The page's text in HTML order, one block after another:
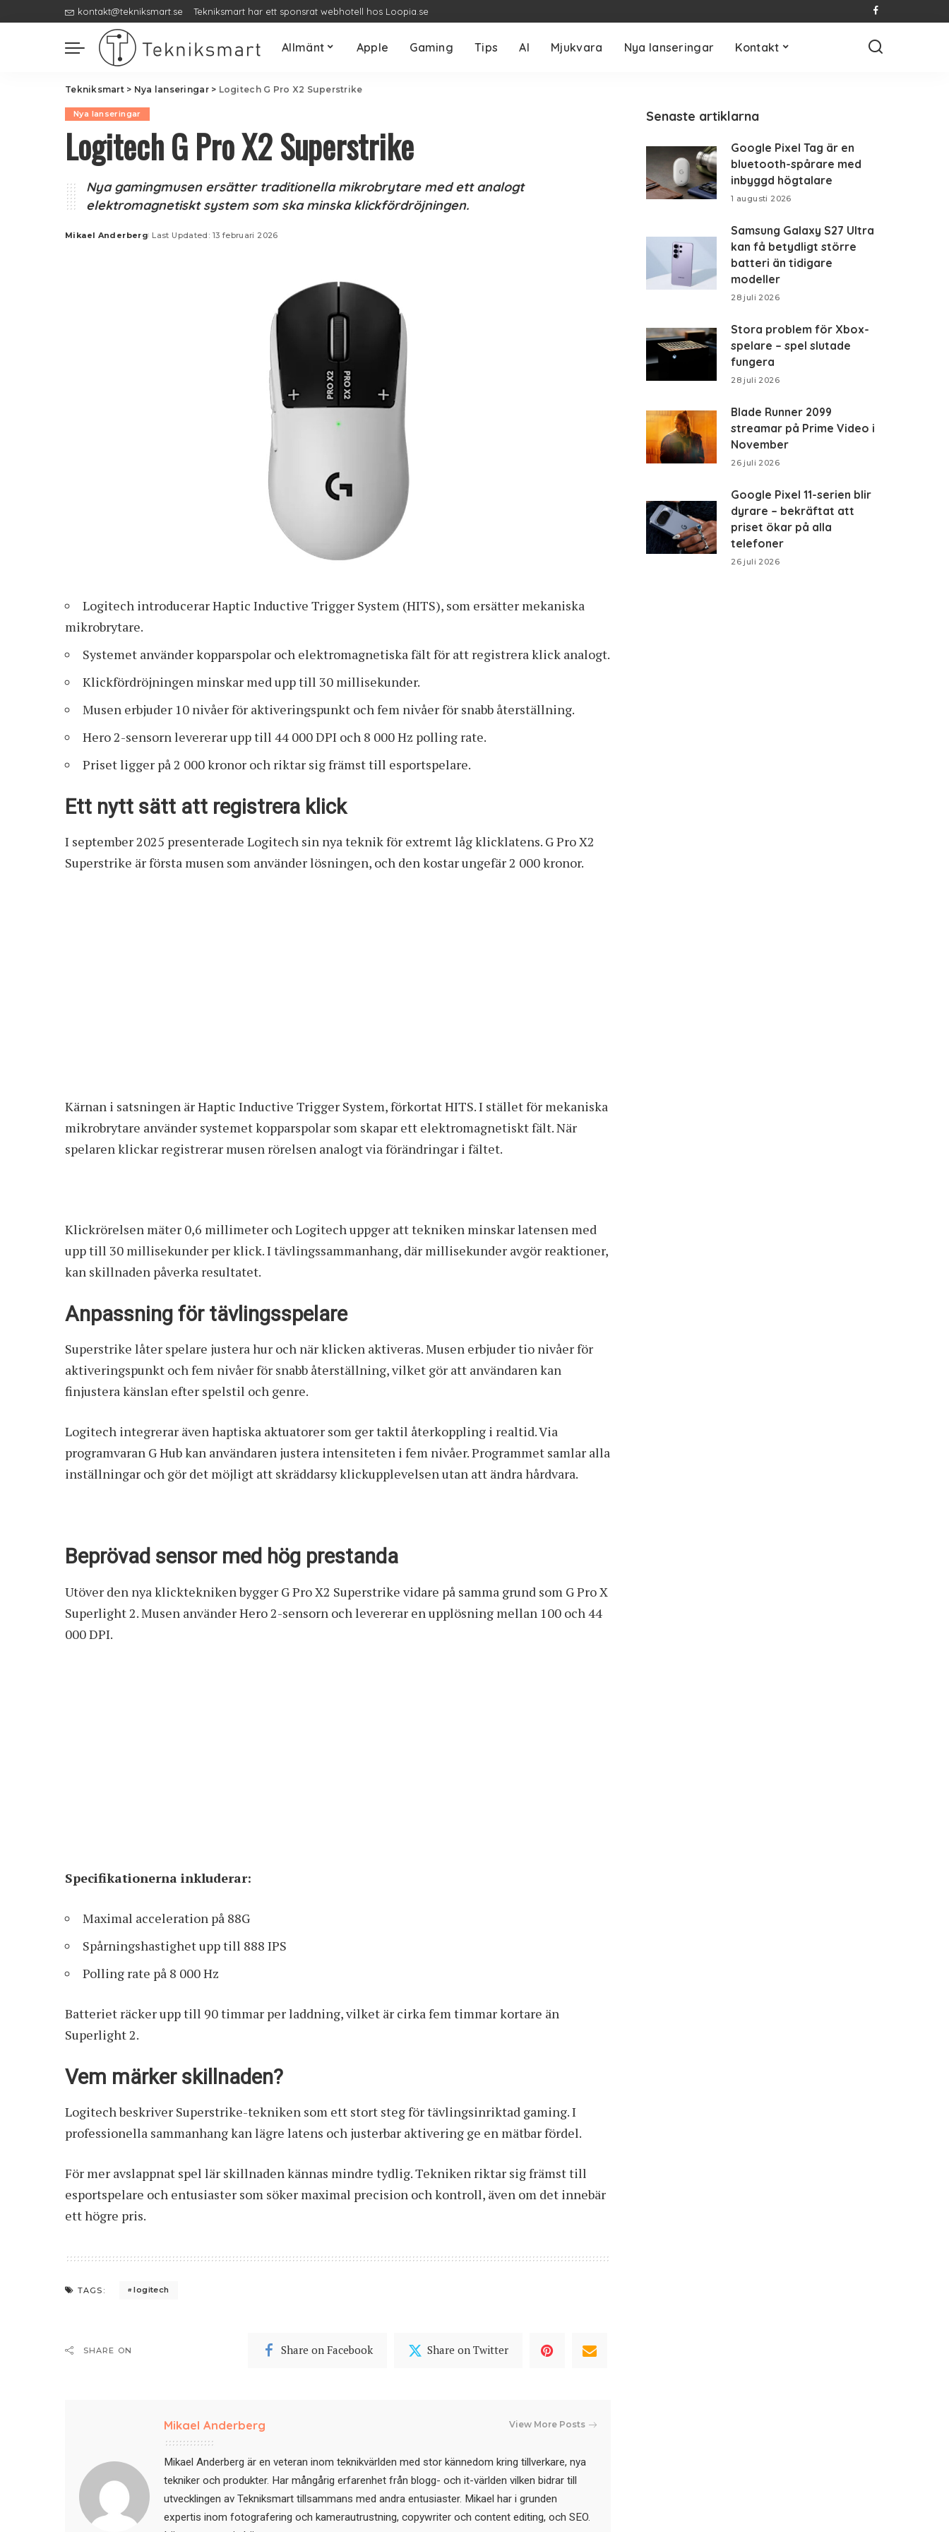
kontakt@tekniksmart.se Tekniksmart har ett sponsrat webhotell hos Loopia.se
Allmänt Apple Gaming Tips AI Mjukvara Nya lanseringar Kontakt
Tekniksmart> Nya lanseringar> Logitech G Pro X2 Superstrike
Nya lanseringar
Logitech G Pro X2 Superstrike
Nya gamingmusen ersätter traditionella mikrobrytare med ett analogt
elektromagnetiskt system som ska minska klickfördröjningen.
Posted
Mikael Anderberg Last Updated: 13 februari 2026
Logitech introducerar Haptic Inductive Trigger System (HITS), som ersätter mekaniska
mikrobrytare.
Systemet använder kopparspolar och elektromagnetiska fält för att registrera klick analogt.
Klickfördröjningen minskar med upp till 30 millisekunder.
Musen erbjuder 10 nivåer för aktiveringspunkt och fem nivåer för snabb återställning.
Hero 2-sensorn levererar upp till 44 000 DPI och 8 000 Hz polling rate.
Priset ligger på 2 000 kronor och riktar sig främst till esportspelare.
Ett nytt sätt att registrera klick
I september 2025 presenterade Logitech sin nya teknik för extremt låg klicklatens. G Pro X2
Superstrike är första musen som använder lösningen, och den kostar ungefär 2 000 kronor.
Kärnan i satsningen är Haptic Inductive Trigger System, förkortat HITS. I stället för mekaniska
mikrobrytare använder systemet kopparspolar som skapar ett elektromagnetiskt fält. När
spelaren klickar registrerar musen rörelsen analogt via förändringar i fältet.
Klickrörelsen mäter 0,6 millimeter ochLogitechuppger att tekniken minskar latensen med
upp till 30 millisekunder per klick. I tävlingssammanhang, där millisekunder avgör reaktioner,
kan skillnaden påverka resultatet.
Anpassning för tävlingsspelare
Superstrike låter spelare justera hur och när klicken aktiveras. Musen erbjuder tio nivåer för
aktiveringspunkt och fem nivåer för snabb återställning, vilket gör att användaren kan
finjustera känslan efter spelstil och genre.
Logitech integrerar även haptiska aktuatorer som ger taktil återkoppling i realtid. Via
programvaran G Hub kan användaren justera intensiteten i fem nivåer. Programmet samlar alla
inställningar och gör det möjligt att skräddarsy klickupplevelsen utan att ändra hårdvara.
Beprövad sensor med hög prestanda
Utöver den nya klicktekniken bygger G Pro X2 Superstrike vidare på samma grund som G Pro X
Superlight 2. Musen använder Hero 2-sensorn och levererar en upplösning mellan 100 och 44
000 DPI.
Specifikationerna inkluderar:
Maximal acceleration på 88G
Spårningshastighet upp till 888 IPS
Polling rate på 8 000 Hz
Batteriet räcker upp till 90 timmar per laddning, vilket är cirka fem timmar kortare än
Superlight 2.
Vem märker skillnaden?
Logitech beskriver Superstrike-tekniken som ett stort steg för tävlingsinriktad gaming. I
professionella sammanhang kan lägre latens och justerbar aktivering ge en mätbar fördel.
För mer avslappnat spel lär skillnaden kännas mindre tydlig. Tekniken riktar sig främst till
esportspelare och entusiaster som söker maximal precision och kontroll, även om det innebär
ett högre pris.
TAGS: logitech
SHARE ON Share on Facebook Share on Twitter
Mikael Anderberg View More Posts
Mikael Anderberg är en veteran inom teknikvärlden med stor kännedom kring tillverkare, nya
tekniker och produkter. Har mångårig erfarenhet från blogg- och it-världen vilken bidrar till
utvecklingen av Tekniksmart tillsammans med andra entusiaster. Mikael har i grunden
expertis inom fotografering och kamerautrustning, copywriter och content editing, och SEO.
Senaste artiklarna
Google Pixel Tag är en
bluetooth-spårare med
inbyggd högtalare
1 augusti 2026
Samsung Galaxy S27 Ultra
kan få betydligt större
batteri än tidigare
modeller
28 juli 2026
Stora problem för Xbox-
spelare – spel slutade
fungera
28 juli 2026
Blade Runner 2099
streamar på Prime Video i
November
26 juli 2026
Google Pixel 11-serien blir
dyrare – bekräftat att
priset ökar på alla
telefoner
26 juli 2026